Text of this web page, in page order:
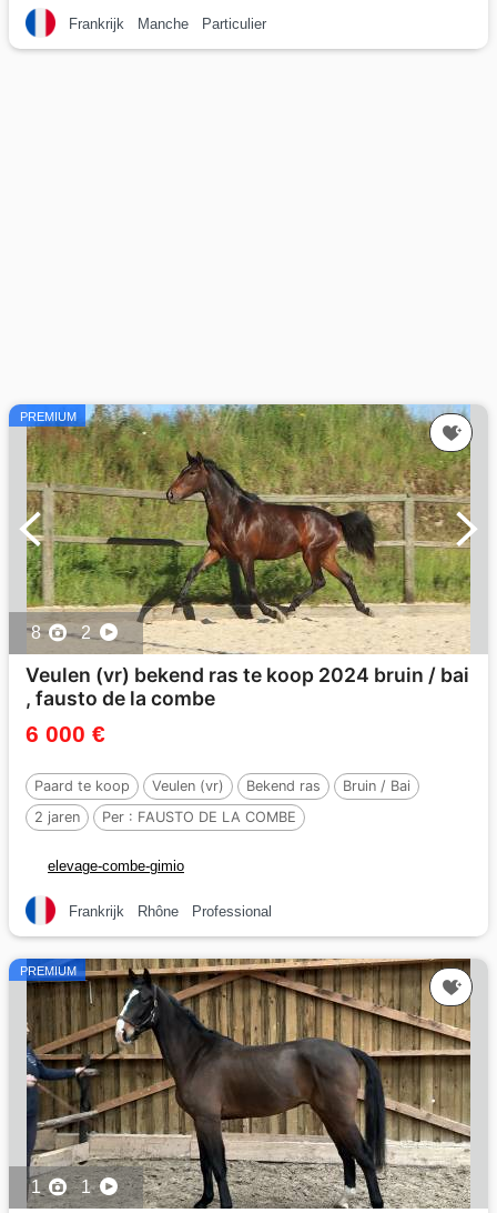
Frankrijk Manche Particulier
PREMIUM
8 2
Veulen (vr) bekend ras te koop 2024 bruin / bai
, fausto de la combe
6 000 €
Paard te koop Veulen (vr) Bekend ras
Bruin / Bai
2 jaren
Per : FAUSTO DE LA COMBE
elevage-combe-gimio
Frankrijk Rhône Professional
PREMIUM
1 1